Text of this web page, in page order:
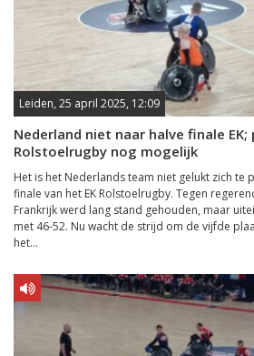
Leiden, 25 april 2025, 12:09
Nederland niet naar halve finale EK;
Rolstoelrugby nog mogelijk
Het is het Nederlands team niet gelukt zich te
finale van het EK Rolstoelrugby. Tegen
Frankrijk werd lang stand gehouden, maar
met 46-52. Nu wacht de strijd om de vijfde
het...